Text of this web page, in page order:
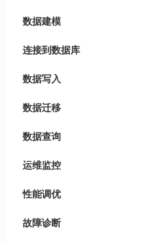
数据建模
连接到数据库
数据写入
数据迁移
数据查询
运维监控
性能调优
故障诊断